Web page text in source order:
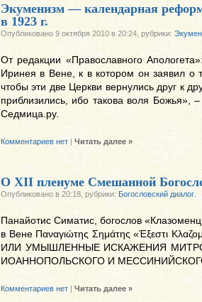
Экуменизм — календарная
в 1923 г.
Опубликовано 9 октября 2010 в 20:24, рубрики:
От редакции «Православного
Иринея в Вене, к в котором он заявил о
чтобы эти две Церкви вернулись друг к
приблизились, ибо такова воля Божья»,
Седмица.ру.
Комментариев нет | Читать далее »
О XII пленуме Смешанной
Опубликовано в 20:18, рубрики: Богословский диалог
Панайотис Симатис, богослов
в Вене Παναγιώτης Σημάτης «Έξεστι
ИЛИ УМЫШЛЕННЫЕ ИСКАЖЕНИЯ
ИОАННОПОЛЬСКОГО И
Комментариев нет | Читать далее »